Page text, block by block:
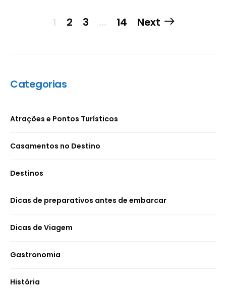
Paginação
1 2 3 … 14 Next
Categorias
Atrações e Pontos Turísticos
Casamentos no Destino
Destinos
Dicas de preparativos antes de embarcar
Dicas de Viagem
Gastronomia
História